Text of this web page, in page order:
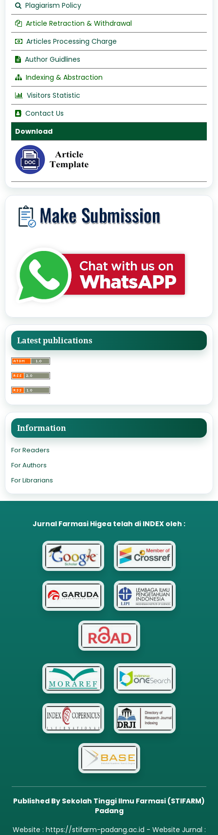
Plagiarism Policy
Article Retraction & Withdrawal
Articles Processing Charge
Author Guidlines
Indexing & Abstraction
Visitors Statistic
Contact Us
Download
Latest publications
Information
For Readers
For Authors
For Librarians
Jurnal Farmasi Higea telah di INDEX oleh :
Published By Sekolah Tinggi Ilmu Farmasi (STIFARM)
Padang
Website : https://stifarm-padang.ac.id - Website Jurnal :